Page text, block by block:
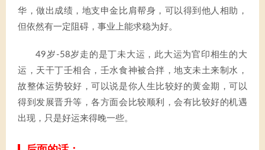
华，做出成绩，地支申金比肩帮身，可以得到他人相助，
但依然有一定阻碍，事业上能求稳为好。
49岁-58岁走的是丁未大运，此大运为官印相生的大
运，天干丁壬相合，壬水食神被合拌，地支未土来制水，
故整体运势较好，可以说是你人生比较好的黄金期，可以
得到发展晋升等，各方面会比较顺利，会有比较好的机遇
出现，只是好运来得晚一些。